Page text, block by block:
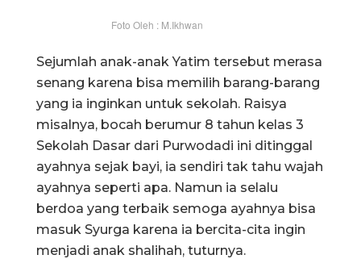
Foto Oleh : M.Ikhwan
Sejumlah anak-anak Yatim tersebut merasa
senang karena bisa memilih barang-barang
yang ia inginkan untuk sekolah. Raisya
misalnya, bocah berumur 8 tahun kelas 3
Sekolah Dasar dari Purwodadi ini ditinggal
ayahnya sejak bayi, ia sendiri tak tahu wajah
ayahnya seperti apa. Namun ia selalu
berdoa yang terbaik semoga ayahnya bisa
masuk Syurga karena ia bercita-cita ingin
menjadi anak shalihah, tuturnya.